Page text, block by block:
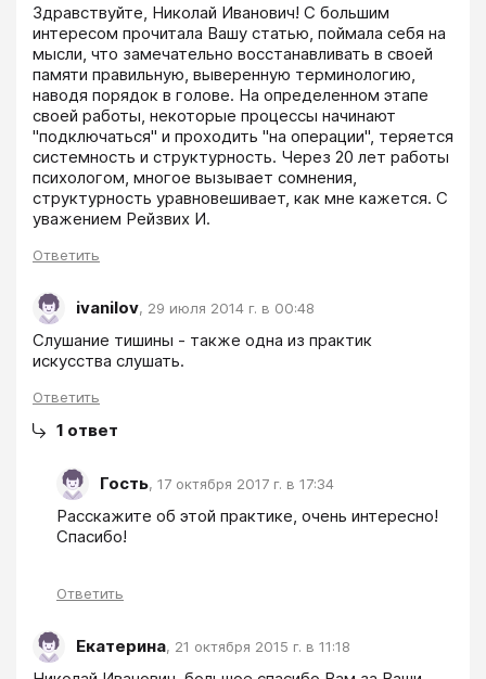
Здравствуйте, Николай Иванович! С большим
интересом прочитала Вашу статью, поймала себя на
мысли, что замечательно восстанавливать в своей
памяти правильную, выверенную терминологию,
наводя порядок в голове. На определенном этапе
своей работы, некоторые процессы начинают
"подключаться" и проходить "на операции", теряется
системность и структурность. Через 20 лет работы
психологом, многое вызывает сомнения,
структурность уравновешивает, как мне кажется. С
уважением Рейзвих И.
Ответить
ivanilov, 29 июля 2014 г. в 00:48
Слушание тишины - также одна из практик
искусства слушать.
Ответить
1 ответ
Гость, 17 октября 2017 г. в 17:34
Расскажите об этой практике, очень интересно!
Спасибо!
Ответить
Екатерина, 21 октября 2015 г. в 11:18